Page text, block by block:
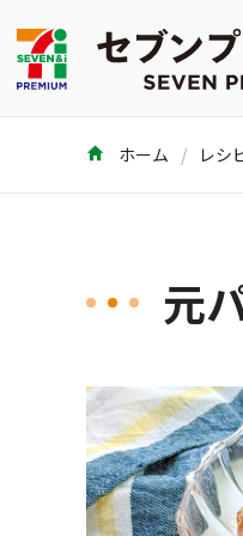
ホーム レシ
元